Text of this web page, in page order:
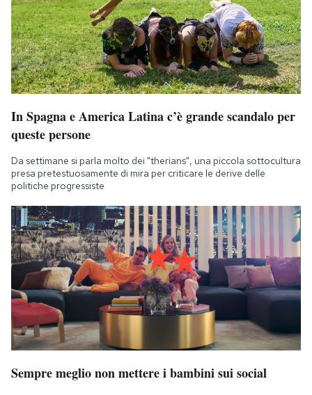
In Spagna e America Latina c’è grande scandalo per
queste persone
Da settimane si parla molto dei "therians", una piccola sottocultura
presa pretestuosamente di mira per criticare le derive delle
politiche progressiste
Sempre meglio non mettere i bambini sui social